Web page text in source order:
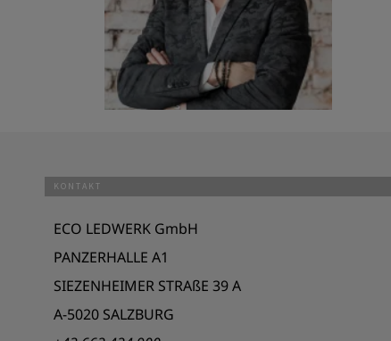
KONTAKT
ECO LEDWERK GmbH
PANZERHALLE A1
SIEZENHEIMER STRAßE 39 A
A-5020 SALZBURG